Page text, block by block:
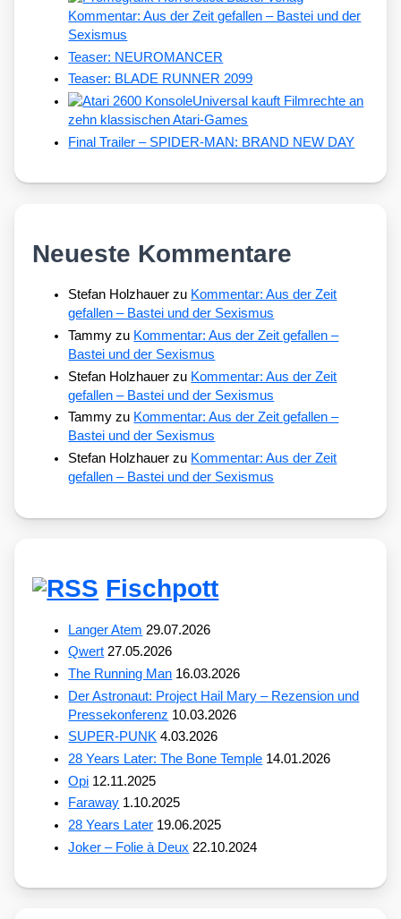
Kommentar: Aus der Zeit gefallen – Bastei und der
Sexismus
Teaser: NEUROMANCER
Teaser: BLADE RUNNER 2099
Universal kauft Filmrechte an
zehn klassischen Atari-Games
Final Trailer – SPIDER-MAN: BRAND NEW DAY
Neueste Kommentare
Stefan Holzhauer zu Kommentar: Aus der Zeit
gefallen – Bastei und der Sexismus
Tammy zu Kommentar: Aus der Zeit gefallen –
Bastei und der Sexismus
Stefan Holzhauer zu Kommentar: Aus der Zeit
gefallen – Bastei und der Sexismus
Tammy zu Kommentar: Aus der Zeit gefallen –
Bastei und der Sexismus
Stefan Holzhauer zu Kommentar: Aus der Zeit
gefallen – Bastei und der Sexismus
Fischpott
Langer Atem 29.07.2026
Qwert 27.05.2026
The Running Man 16.03.2026
Der Astronaut: Project Hail Mary – Rezension und
Pressekonferenz 10.03.2026
SUPER-PUNK 4.03.2026
28 Years Later: The Bone Temple 14.01.2026
Opi 12.11.2025
Faraway 1.10.2025
28 Years Later 19.06.2025
Joker – Folie à Deux 22.10.2024